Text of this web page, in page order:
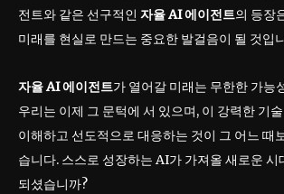
전트와 같은 선구적인 자율 AI 에이전트의 등장
미래를 현실로 만드는 중요한 발걸음이 될 것입
자율 AI 에이전트가 열어갈 미래는 무한한 가능
우리는 이제 그 문턱에 서 있으며, 이 강력한 기
이해하고 선도적으로 대응하는 것이 그 어느 때
습니다. 스스로 성장하는 AI가 가져올 새로운 시
되셨습니까?